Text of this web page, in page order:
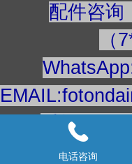
配件咨询
（
手机/微
建议用
电话咨询